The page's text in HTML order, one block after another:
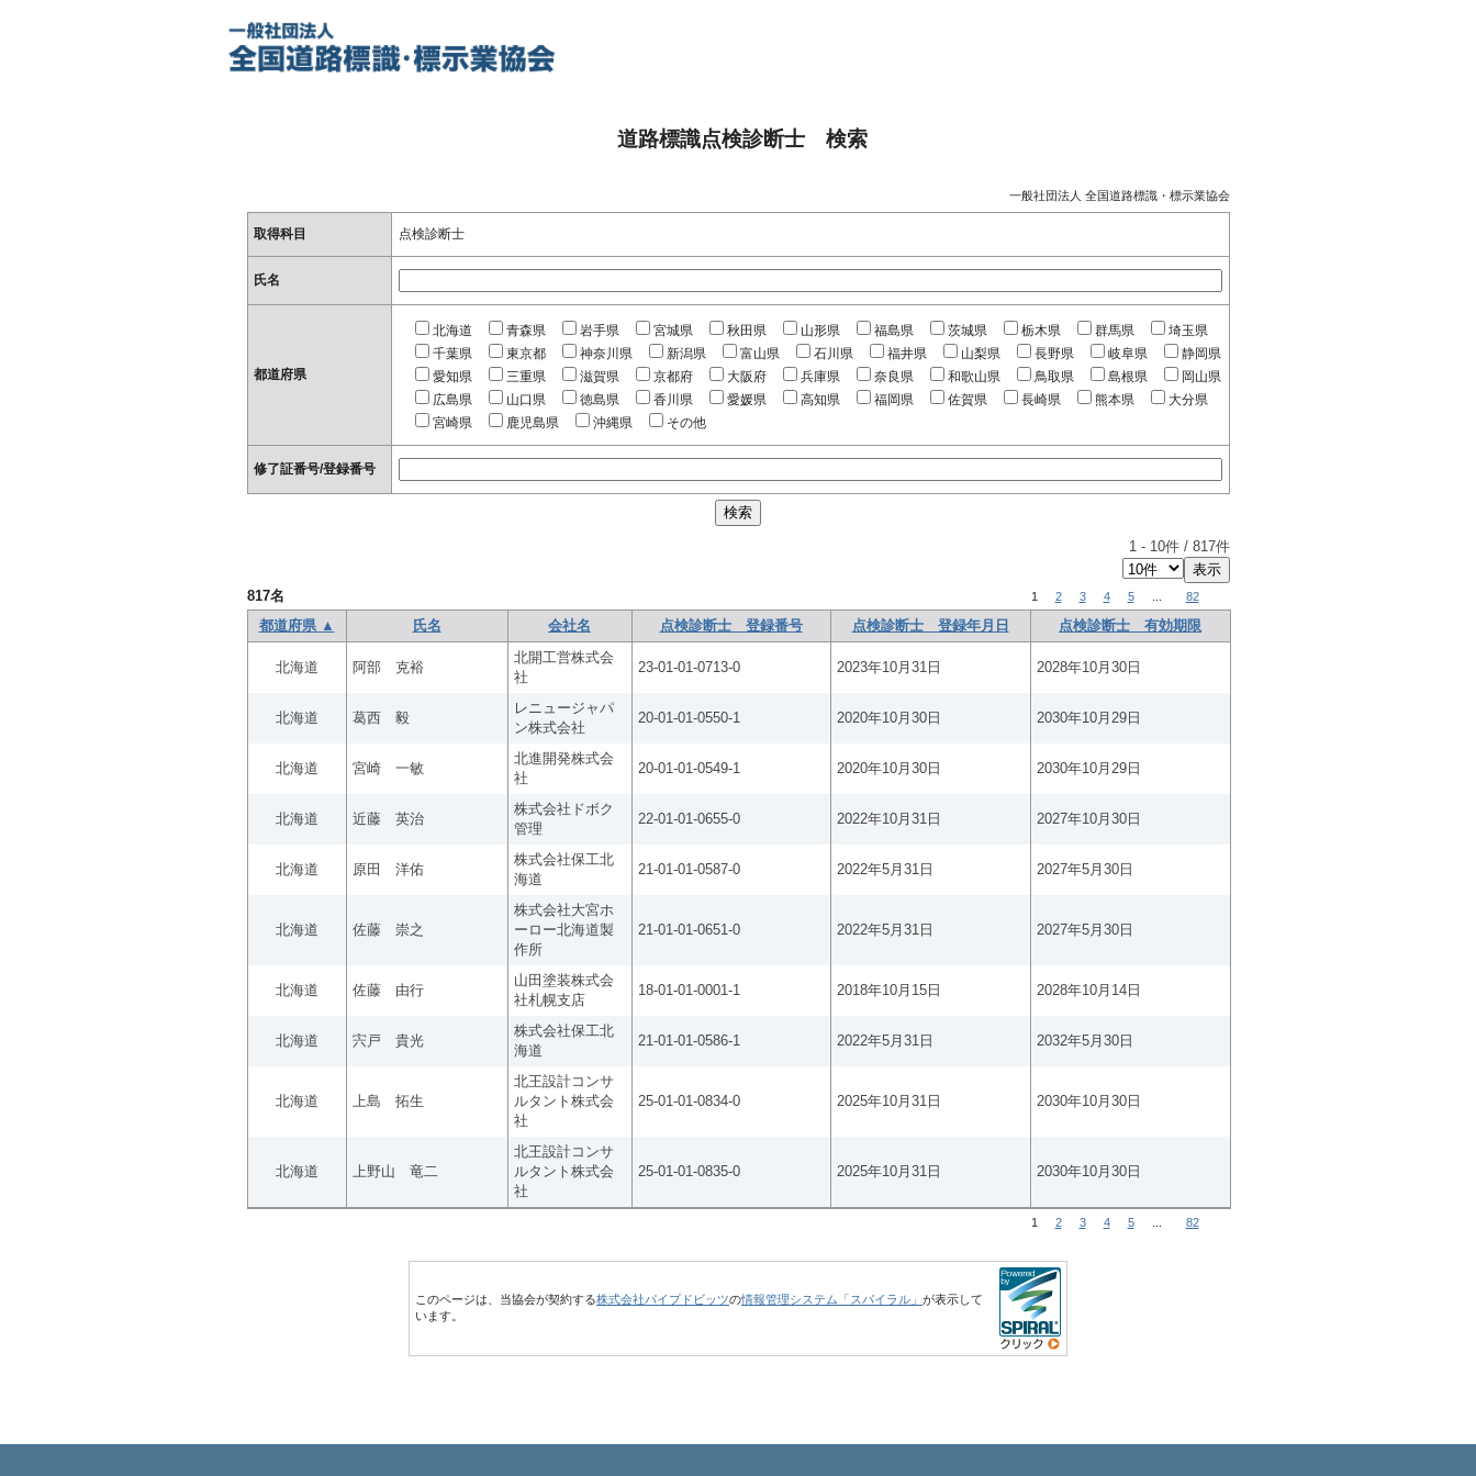
道路標識点検診断士 検索
一般社団法人 全国道路標識・標示業協会
取得科目 点検診断士
氏名
都道府県
北海道 青森県 岩手県 宮城県 秋田県 山形県 福島県 茨城県 栃木県 群馬県
埼玉県
千葉県
東京都 神奈川県 新潟県 富山県 石川県 福井県 山梨県 長野県 岐阜県
静岡県
愛知県
三重県 滋賀県 京都府 大阪府 兵庫県 奈良県 和歌山県 鳥取県 島根県
岡山県
広島県
山口県 徳島県 香川県 愛媛県 高知県 福岡県 佐賀県 長崎県 熊本県
大分県
宮崎県
鹿児島県 沖縄県 その他
修了証番号/登録番号
1- 10件 / 817件
817名 1 2 3 4 5 82
都道府県 ▲ 氏名 会社名 点検診断士 登録番号 点検診断士 登録年月日 点検診断士 有効期限
北海道 阿部 克裕
北開工営株式会
社
23-01-01-0713-0 2023年10月31日 2028年10月30日
北海道 葛西 毅
レニュージャパ
ン株式会社
20-01-01-0550-1 2020年10月30日 2030年10月29日
北海道 宮崎 一敏
北進開発株式会
社
20-01-01-0549-1 2020年10月30日 2030年10月29日
北海道 近藤 英治
株式会社ドボク
管理
22-01-01-0655-0 2022年10月31日 2027年10月30日
北海道 原田 洋佑
株式会社保工北
海道
21-01-01-0587-0 2022年5月31日 2027年5月30日
北海道 佐藤 崇之
株式会社大宮ホ
ーロー北海道製
作所
21-01-01-0651-0 2022年5月31日 2027年5月30日
北海道 佐藤 由行
山田塗装株式会
社札幌支店
18-01-01-0001-1 2018年10月15日 2028年10月14日
北海道 宍戸 貴光
株式会社保工北
海道
21-01-01-0586-1 2022年5月31日 2032年5月30日
北海道 上島 拓生
北王設計コンサ
ルタント株式会
社
25-01-01-0834-0 2025年10月31日 2030年10月30日
北海道 上野山 竜二
北王設計コンサ
ルタント株式会
社
25-01-01-0835-0 2025年10月31日 2030年10月30日
1 2 3 4 5 82
このページは、当協会が契約する株式会社パイプドビッツの情報管理システム「スパイラル」 が表示して
います。